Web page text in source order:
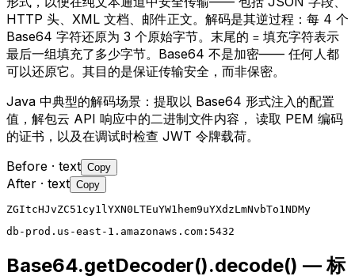
HTTP 头、XML 文档、邮件正文。解码是其逆过程：每 4 个
Base64 字符还原为 3 个原始字节。末尾的 = 填充字符表示
最后一组填充了多少字节。Base64 不是加密—— 任何人都
可以还原它。其目的是保证传输安全，而非保密。
Java 中典型的解码场景：提取以 Base64 形式注入的配置
值，解包云 API 响应中的二进制文件内容， 读取 PEM 编码
的证书，以及在调试时检查 JWT 令牌载荷。
Before · text Copy
After · text Copy
ZGItcHJvZC51cy1lYXN0LTEuYW1hem9uYXdzLmNvbTo1NDMy
db-prod.us-east-1.amazonaws.com:5432
Base64.getDecoder().decode() — 标